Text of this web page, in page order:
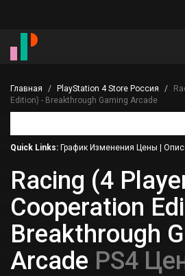
Главная PlayStation 4 Store Россия
Edition) - Breakthrough Gaming Arcade
Quick Links: График Изменения Цены
Racing (4
Cooperation
Breakthrough
Arcade PS4